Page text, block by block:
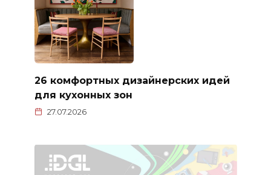
26 комфортных дизайнерских идей
для кухонных зон
27.07.2026